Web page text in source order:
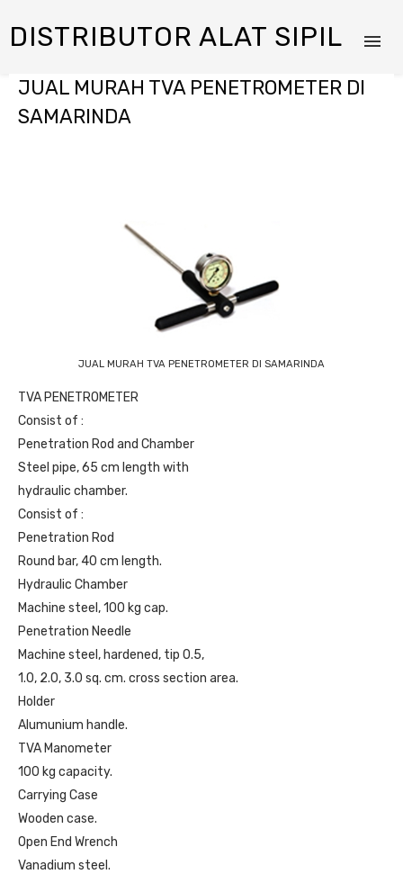
DISTRIBUTOR ALAT SIPIL
JUAL MURAH TVA PENETROMETER DI
SAMARINDA
JUAL MURAH TVA PENETROMETER DI SAMARINDA
TVA PENETROMETER
Consist of :
Penetration Rod and Chamber
Steel pipe, 65 cm length with
hydraulic chamber.
Consist of :
Penetration Rod
Round bar, 40 cm length.
Hydraulic Chamber
Machine steel, 100 kg cap.
Penetration Needle
Machine steel, hardened, tip 0.5,
1.0, 2.0, 3.0 sq. cm. cross section area.
Holder
Alumunium handle.
TVA Manometer
100 kg capacity.
Carrying Case
Wooden case.
Open End Wrench
Vanadium steel.